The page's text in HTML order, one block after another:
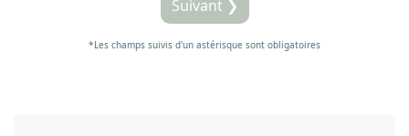
Suivant ❯
*Les champs suivis d'un astérisque sont obligatoires